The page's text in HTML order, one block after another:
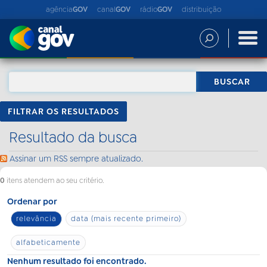
agênciaGOV canalGOV rádioGOV distribuição
FILTRAR OS RESULTADOS
Resultado da busca
Assinar um RSS sempre atualizado.
0 itens atendem ao seu critério.
Ordenar por
relevância data (mais recente primeiro)
alfabeticamente
Nenhum resultado foi encontrado.